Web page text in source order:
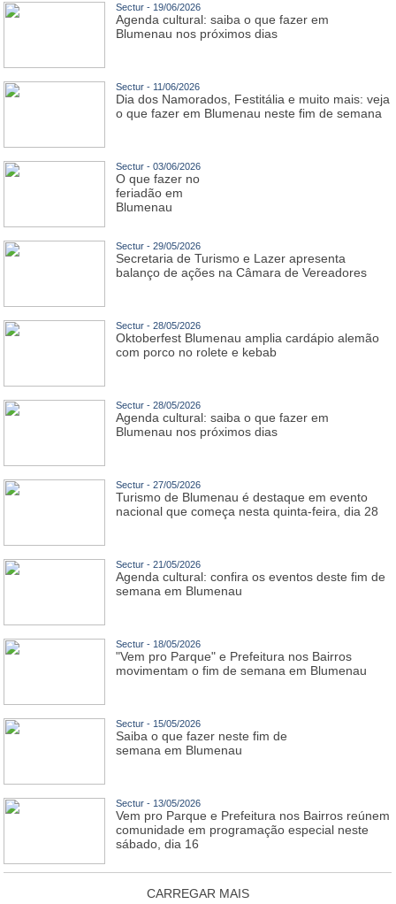
Sectur - 19/06/2026
Agenda cultural: saiba o que fazer em
Blumenau nos próximos dias
Sectur - 11/06/2026
Dia dos Namorados, Festitália e muito mais: veja
o que fazer em Blumenau neste fim de semana
Sectur - 03/06/2026
O que fazer no
feriadão em
Blumenau
Sectur - 29/05/2026
Secretaria de Turismo e Lazer apresenta
balanço de ações na Câmara de Vereadores
Sectur - 28/05/2026
Oktoberfest Blumenau amplia cardápio alemão
com porco no rolete e kebab
Sectur - 28/05/2026
Agenda cultural: saiba o que fazer em
Blumenau nos próximos dias
Sectur - 27/05/2026
Turismo de Blumenau é destaque em evento
nacional que começa nesta quinta-feira, dia 28
Sectur - 21/05/2026
Agenda cultural: confira os eventos deste fim de
semana em Blumenau
Sectur - 18/05/2026
"Vem pro Parque" e Prefeitura nos Bairros
movimentam o fim de semana em Blumenau
Sectur - 15/05/2026
Saiba o que fazer neste fim de
semana em Blumenau
Sectur - 13/05/2026
Vem pro Parque e Prefeitura nos Bairros reúnem
comunidade em programação especial neste
sábado, dia 16
CARREGAR MAIS